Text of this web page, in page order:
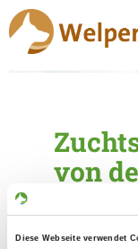
Diese Webseite verwendet
von